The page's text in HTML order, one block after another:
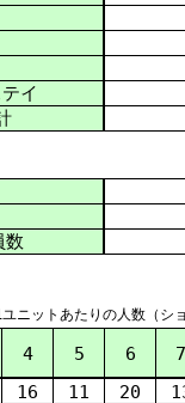
イ
数
ニットあたりの人数（シ
4 5 6
7
16 11 20